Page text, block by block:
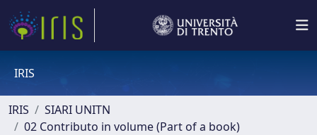
IRIS
IRIS
SIARI UNITN
02 Contributo in volume (Part of a book)